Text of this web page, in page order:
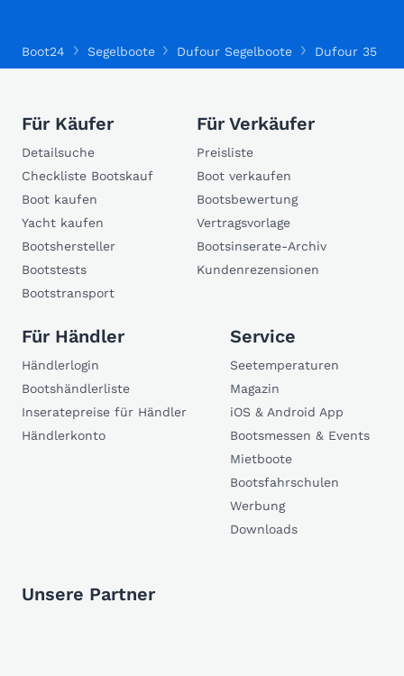
Boot24 Segelboote Dufour Segelboote Dufour 35
Für Käufer
Detailsuche
Checkliste Bootskauf
Boot kaufen
Yacht kaufen
Bootshersteller
Bootstests
Bootstransport
Für Verkäufer
Preisliste
Boot verkaufen
Bootsbewertung
Vertragsvorlage
Bootsinserate-Archiv
Kundenrezensionen
Für Händler
Händlerlogin
Bootshändlerliste
Inseratepreise für Händler
Händlerkonto
Service
Seetemperaturen
Magazin
iOS & Android App
Bootsmessen & Events
Mietboote
Bootsfahrschulen
Werbung
Downloads
Unsere Partner